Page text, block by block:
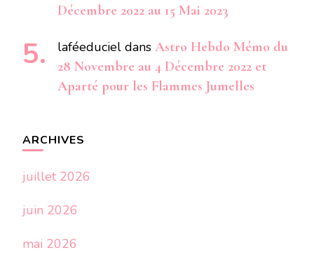
Décembre 2022 au 15 Mai 2023
laféeduciel dans Astro Hebdo Mémo du
28 Novembre au 4 Décembre 2022 et
Aparté pour les Flammes Jumelles
ARCHIVES
juillet 2026
juin 2026
mai 2026